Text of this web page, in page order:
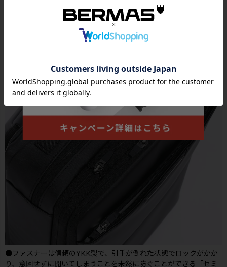
●ファスナーは信頼のYKK製で、引手が倒れた状態でロックがかか
り、意図せずに開いてしまうことを未然に防ぐことができる「セミ